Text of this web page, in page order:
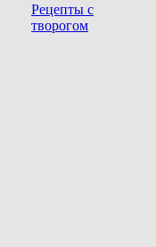
Рецепты с
творогом